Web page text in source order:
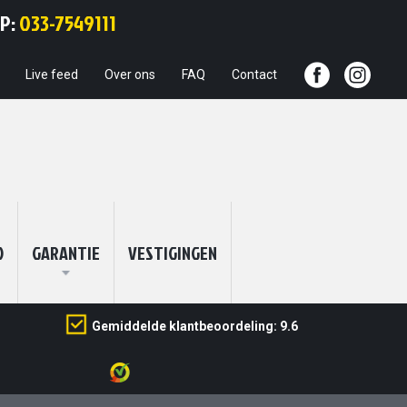
033-7549111
Live feed Over ons FAQ Contact
GARANTIE VESTIGINGEN
Gemiddelde klantbeoordeling: 9.6